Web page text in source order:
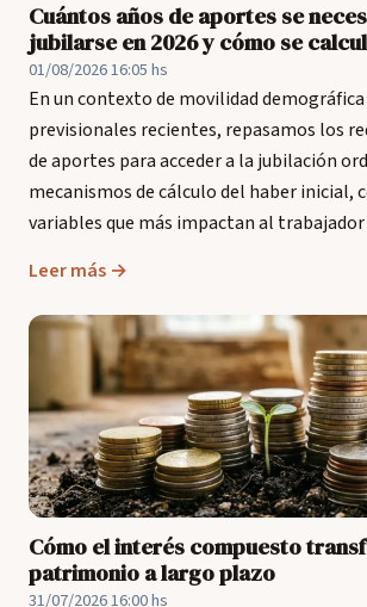
Cuántos años de aportes se
jubilarse en 2026 y cómo se
01/08/2026 16:05 hs
En un contexto de movilidad
previsionales recientes, repasamos los
de aportes para acceder a la jubilación
mecanismos de cálculo del haber inicial,
variables que más impactan al
Leer más →
Cómo el interés compuesto
patrimonio a largo plazo
31/07/2026 16:00 hs